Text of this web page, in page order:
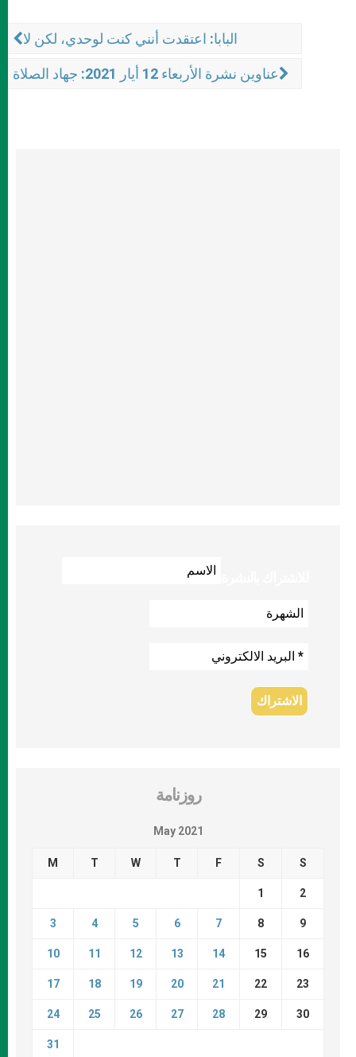
البابا: اعتقدت أنني كنت لوحدي، لكن لا
عناوين نشرة الأربعاء 12 أيار 2021: جهاد الصلاة
روزنامة
May 2021
M T W T F S S
1 2
3 4 5 6 7 8 9
10 11 12 13 14 15 16
17 18 19 20 21 22 23
24 25 26 27 28 29 30
31